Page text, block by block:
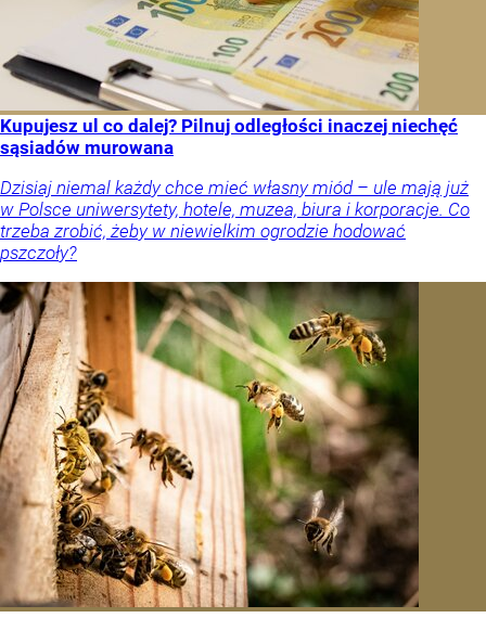
Kupujesz ul co dalej? Pilnuj odległości inaczej niechęć
sąsiadów murowana
Dzisiaj niemal każdy chce mieć własny miód – ule mają już
w Polsce uniwersytety, hotele, muzea, biura i korporacje. Co
trzeba zrobić, żeby w niewielkim ogrodzie hodować
pszczoły?